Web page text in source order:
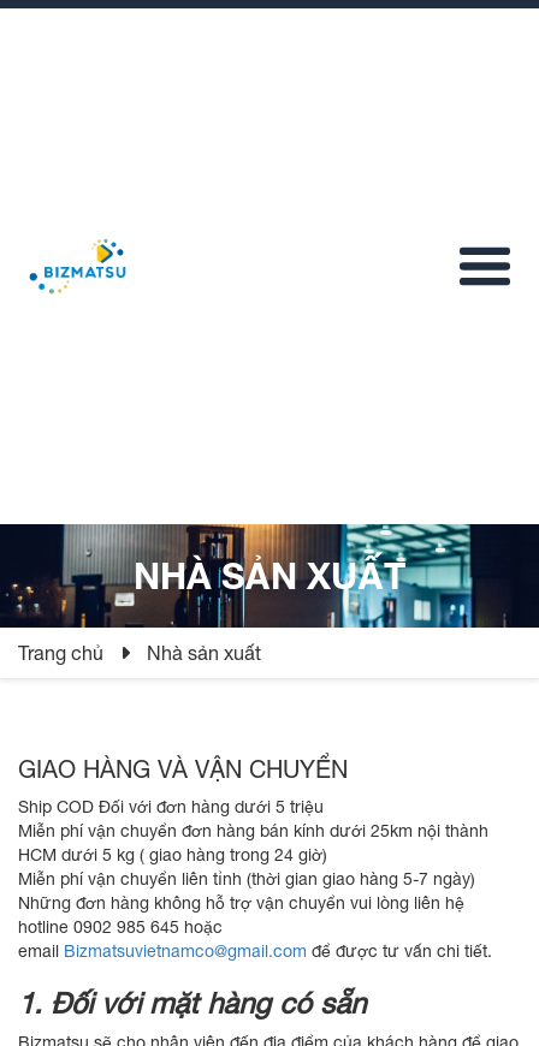
NHÀ SẢN XUẤT
Trang chủ Nhà sản xuất
GIAO HÀNG VÀ VẬN CHUYỂN
Ship COD Đối với đơn hàng dưới 5 triệu
Miễn phí vận chuyển đơn hàng bán kính dưới 25km nội thành
HCM dưới 5 kg ( giao hàng trong 24 giờ)
Miễn phí vận chuyển liên tỉnh (thời gian giao hàng 5-7 ngày)
Những đơn hàng không hỗ trợ vận chuyển vui lòng liên hệ
hotline 0902 985 645 hoặc
email Bizmatsuvietnamco@gmail.com để được tư vấn chi tiết.
1. Đối với mặt hàng có sẵn